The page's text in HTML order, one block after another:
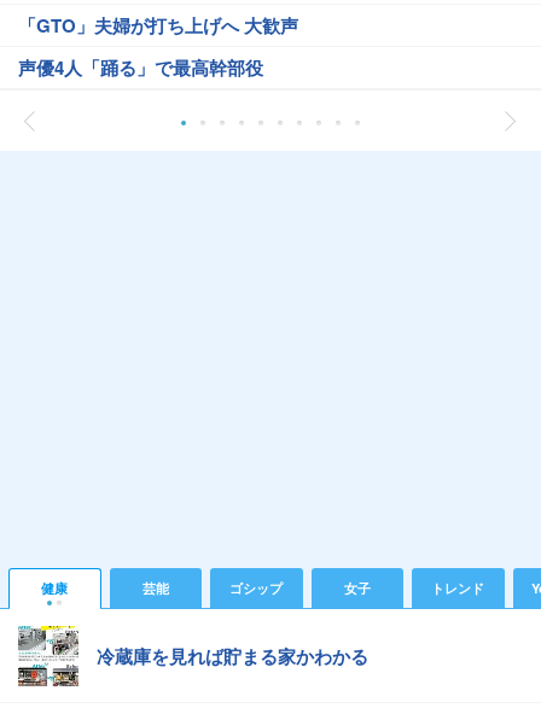
「GTO」夫婦が打ち上げへ 大歓声
声優4人「踊る」で最高幹部役
健康 芸能 ゴシップ 女子 トレンド
冷蔵庫を見れば貯まる家かわかる